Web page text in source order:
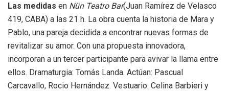
Las medidas en Nün Teatro Bar(Juan Ramírez de Velasco
419, CABA) a las 21 h. La obra cuenta la historia de Mara y
Pablo, una pareja decidida a encontrar nuevas formas de
revitalizar su amor. Con una propuesta innovadora,
incorporan a un tercer participante para avivar la llama entre
ellos. Dramaturgia: Tomás Landa. Actúan: Pascual
Carcavallo, Rocio Hernández. Vestuario: Celina Barbieri y